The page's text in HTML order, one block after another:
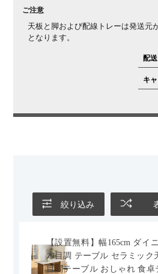
とをご理解ください。
ご注意
天板と脚および配線トレーは発送元
となります。
配
キ
絞り込み
【設置無料】幅165cm ダイ
木目調 テーブル セラミック
目調テーブル おしゃれ 食